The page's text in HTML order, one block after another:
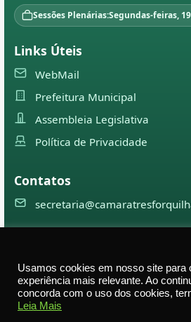
Sessões Plenárias:Segundas-feiras,
Links Úteis
WebMail
Prefeitura Municipal
Assembleia Legislativa
Política de Privacidade
Contatos
direitos
Av. Professor Justino Alberto
Usamos cookies em nosso site para
experiência mais relevante. Ao
concorda com o uso dos cookies,
Leia Mais